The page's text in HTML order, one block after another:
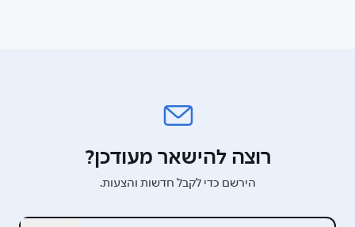
רוצה להישאר מעודכן?
הירשם כדי לקבל חדשות והצעות.